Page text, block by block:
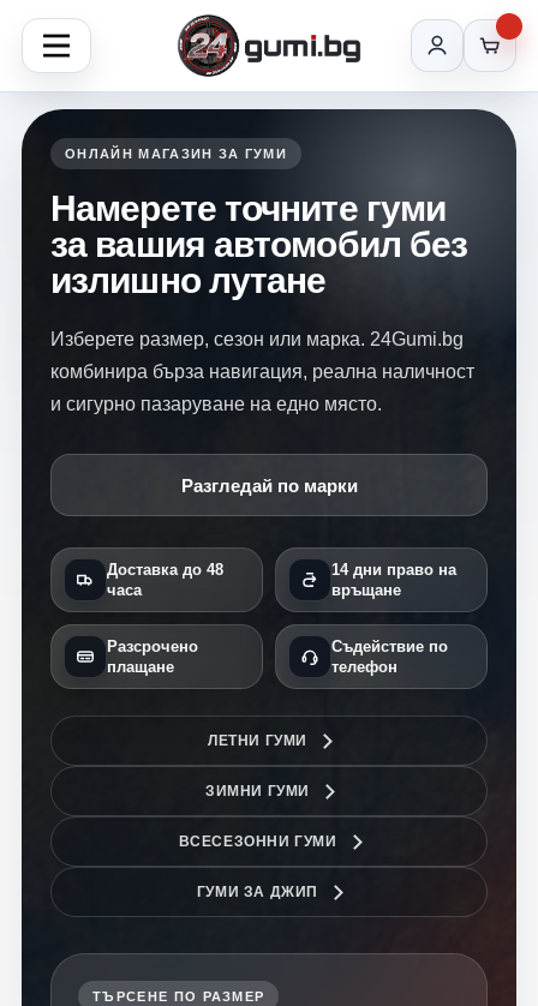
ОНЛАЙН МАГАЗИН ЗА ГУМИ
Намерете точните гуми
за вашия автомобил без
излишно лутане
Изберете размер, сезон или марка. 24Gumi.bg
комбинира бърза навигация, реална наличност
и сигурно пазаруване на едно място.
Разгледай по марки
Доставка до 48
часа
14 дни право на
връщане
Разсрочено
плащане
Съдействие по
телефон
ЛЕТНИ ГУМИ
ЗИМНИ ГУМИ
ВСЕСЕЗОННИ ГУМИ
ГУМИ ЗА ДЖИП
ТЪРСЕНЕ ПО РАЗМЕР